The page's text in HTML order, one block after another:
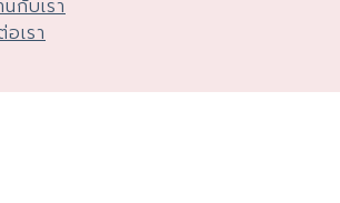
กับเรา
เรา